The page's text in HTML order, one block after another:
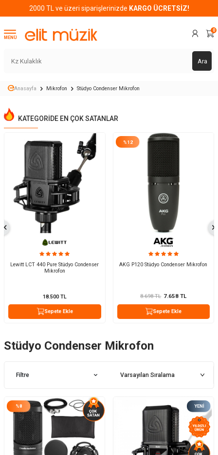
2000 TL ve üzeri siparişlerinizde KARGO ÜCRETSİZ!
MENÜ
Ara
0
Anasayfa Mikrofon Stüdyo Condenser Mikrofon
KATEGORIDE EN ÇOK SATANLAR
Lewitt LCT 440 Pure Stüdyo Condenser
Mikrofon
18.500TL
Sepete Ekle
%12
AKG P120 Stüdyo Condenser Mikrofon
8.698TL 7.658 TL
Sepete Ekle
Stüdyo Condenser Mikrofon
Filtre
%8 YENI